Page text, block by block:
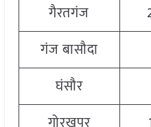
गैरतगंज
गंज बासौदा
घंसौर